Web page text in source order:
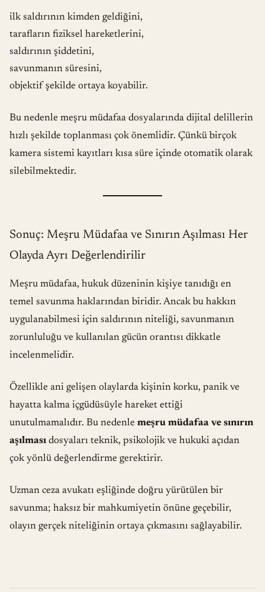
ilk saldırının kimden geldiğini,
tarafların fiziksel hareketlerini,
saldırının şiddetini,
savunmanın süresini,
objektif şekilde ortaya koyabilir.
Bu nedenle meşru müdafaa dosyalarında dijital delillerin
hızlı şekilde toplanması çok önemlidir. Çünkü birçok
kamera sistemi kayıtları kısa süre içinde otomatik olarak
silebilmektedir.
Sonuç: Meşru Müdafaa ve Sınırın Aşılması Her
Olayda Ayrı Değerlendirilir
Meşru müdafaa, hukuk düzeninin kişiye tanıdığı en
temel savunma haklarından biridir. Ancak bu hakkın
uygulanabilmesi için saldırının niteliği, savunmanın
zorunluluğu ve kullanılan gücün orantısı dikkatle
incelenmelidir.
Özellikle ani gelişen olaylarda kişinin korku, panik ve
hayatta kalma içgüdüsüyle hareket ettiği
unutulmamalıdır. Bu nedenle meşru müdafaa ve sınırın
aşılması dosyaları teknik, psikolojik ve hukuki açıdan
çok yönlü değerlendirme gerektirir.
Uzman ceza avukatı eşliğinde doğru yürütülen bir
savunma; haksız bir mahkumiyetin önüne geçebilir,
olayın gerçek niteliğinin ortaya çıkmasını sağlayabilir.